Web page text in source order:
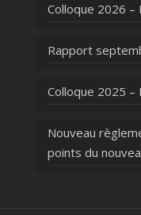
Colloque 2026 –
Rapport
Colloque 2025 –
Nouveau
points du